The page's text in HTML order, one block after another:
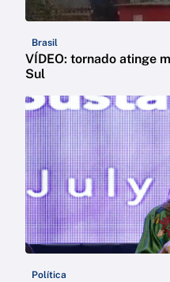
Brasil
VÍDEO: tornado atinge
Sul
Política